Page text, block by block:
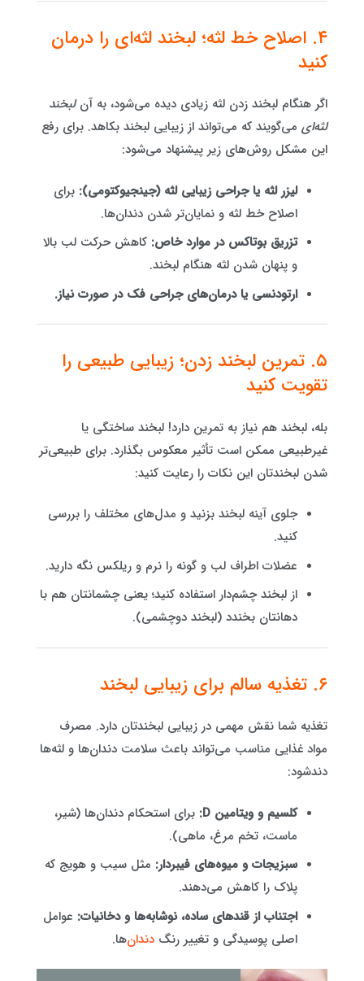
۴. اصلاح خط لثه؛ لبخند لثه‌ای را درمان
کنید
اگر هنگام لبخند زدن لثه زیادی دیده می‌شود، به آنلبخند
لثه‌ای می‌گویند که می‌تواند از زیبایی لبخند بکاهد. برای رفع
این مشکل روش‌های زیر پیشنهاد می‌شود:
لیزر لثه یا جراحی زیبایی لثه (جینجیوکتومی): برای
اصلاح خط لثه و نمایان‌تر شدن دندان‌ها.
تزریق بوتاکس در موارد خاص: کاهش حرکت لب بالا
و پنهان شدن لثه هنگام لبخند.
ارتودنسی یا درمان‌های جراحی فک در صورت نیاز.
۵. تمرین لبخند زدن؛ زیبایی طبیعی را
تقویت کنید
بله، لبخند هم نیاز به تمرین دارد! لبخند ساختگی یا
غیرطبیعی ممکن است تأثیر معکوس بگذارد. برای طبیعی‌تر
شدن لبخندتان این نکات را رعایت کنید:
جلوی آینه لبخند بزنید و مدل‌های مختلف را بررسی
کنید.
عضلات اطراف لب و گونه را نرم و ریلکس نگه دارید.
از لبخند چشم‌دار استفاده کنید؛ یعنی چشمانتان هم با
دهانتان بخندد (لبخند دوچشمی).
۶. تغذیه سالم برای زیبایی لبخند
تغذیه شما نقش مهمی در زیبایی لبخندتان دارد. مصرف
مواد غذایی مناسب می‌تواند باعث سلامت دندان‌ها و لثه‌ها
دندشود:
کلسیم و ویتامین D:
برای استحکام دندان‌ها (شیر،
ماست، تخم مرغ، ماهی).
سبزیجات و میوه‌های فیبردار: مثل سیب و هویج که
پلاک را کاهش می‌دهند.
اجتناب از قندهای ساده، نوشابه‌ها و دخانیات: عوامل
اصلی پوسیدگی و تغییر رنگدندان‌ها.